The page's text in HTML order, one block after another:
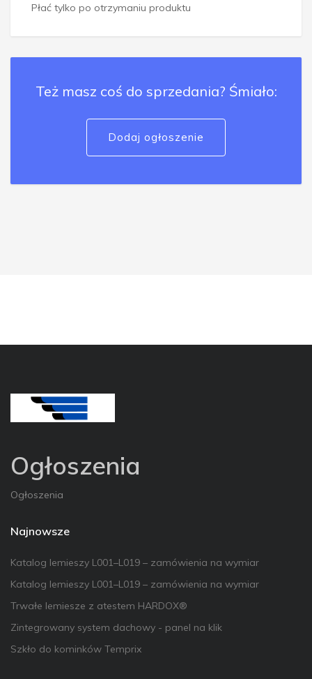
Płać tylko po otrzymaniu produktu
Też masz coś do sprzedania? Śmiało:
Dodaj ogłoszenie
Ogłoszenia
Ogłoszenia
Najnowsze
Katalog lemieszy L001–L019 – zamówienia na wymiar
Katalog lemieszy L001–L019 – zamówienia na wymiar
Trwałe lemiesze z atestem HARDOX®
Zintegrowany system dachowy - panel na klik
Szkło do kominków Temprix